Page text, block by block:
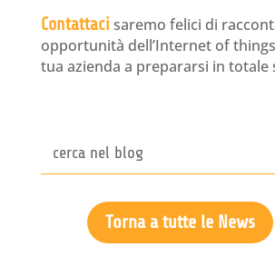
Contattaci saremo felici di
opportunità dell’Internet of
tua azienda a prepararsi in totale
Torna a tutte le News